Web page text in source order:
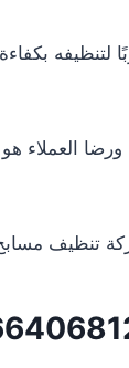
تنظيف